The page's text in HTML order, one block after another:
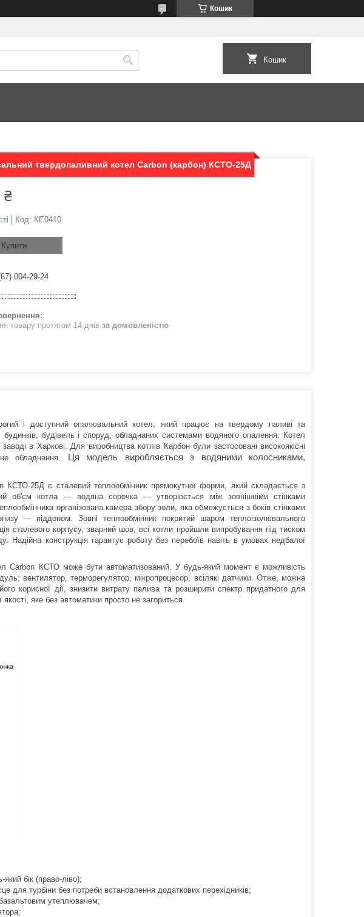
Кошик
Кошик
твердопаливний котел Carbon (карбон) КСТО-25Д
₴
Код: КЕ0410
Купити
004-29-24
товару протягом 14 днів за домовленістю
і доступний опалювальний котел, який працює на твердому паливі та
будівель і споруд, обладнаних системами водяного опалення. Котел
в Харкові. Для виробництва котлів Карбон були застосовані високоякісні
обладнання.
Ця модель виробляється з водяними колосниками,
КСТО-25Д є сталевий теплообмінник прямокутної форми, який складається з
об'єм котла — водяна сорочка — утворюється між зовнішніми стінками
організована камера збору золи, яка обмежується з боків стінками
— піддоном. Зовні теплообмінник покритий шаром теплоізолювального
сталевого корпусу, зварний шов, всі котли пройшли випробування під тиском
Надійна конструкція гарантує роботу без перебоїв навіть в умовах недбалої
Carbon КСТО може бути автоматизований. У будь-який момент є можливість
вентилятор, терморегулятор, мікропроцесор, всілякі датчики. Отже, можна
корисної дії, знизити витрату палива та розширити спектр придатного для
яке без автоматики просто не загориться.
бік (право-ліво);
для турбіни без потреби встановлення додаткових перехідників;
утеплювачем;